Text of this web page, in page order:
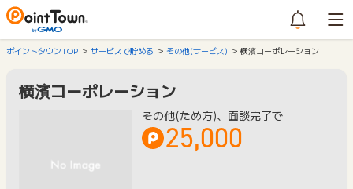
ポイントタウンTOP サービスで貯める その他(サービス) 横濱コーポレーション
横濱コーポレーション
その他(ため方)、面談完了で
25,000